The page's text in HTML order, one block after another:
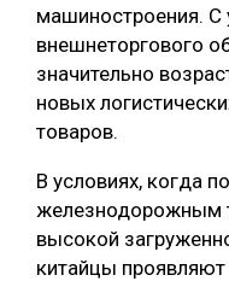
машиностроения. С
внешнеторгового
значительно
новых
товаров.
В условиях, когда
железнодорожным
высокой
китайцы